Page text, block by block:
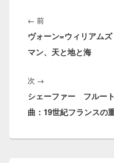
稿
ナ
ビ
ゲ
シ
ョ
ン
← 前前
の
投
ヴォーン=ウィリアム
マン、天と地と海
次 →
の
投
シェーファー フルー
曲：19世紀フランスの